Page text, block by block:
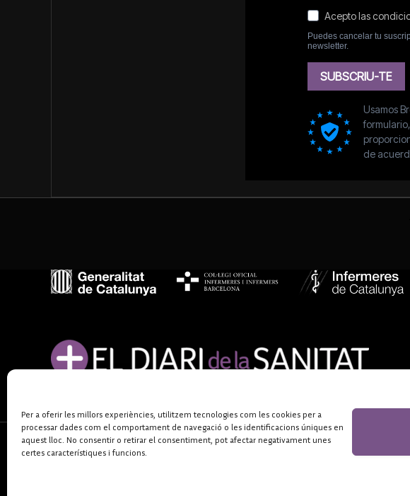
Per a oferir les millors experiències, utilitzem tecnologies com les cookies per a
processar dades com el comportament de navegació o les identificacions úniques en
aquest lloc. No consentir o retirar el consentiment, pot afectar negativament unes
certes característiques i funcions.